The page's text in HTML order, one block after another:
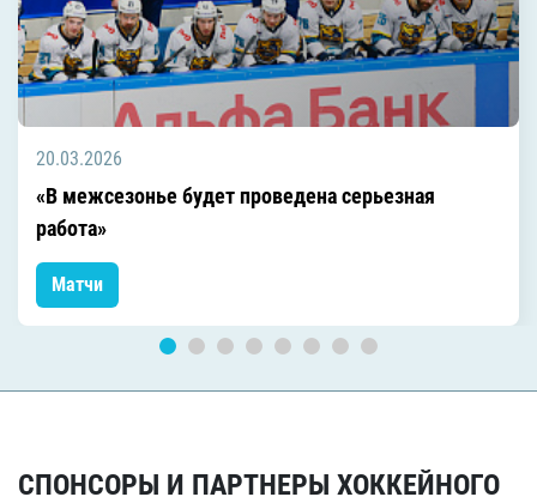
20.03.2026
«В межсезонье будет проведена серьезная
работа»
Матчи
СПОНСОРЫ И ПАРТНЕРЫ ХОККЕЙНОГО